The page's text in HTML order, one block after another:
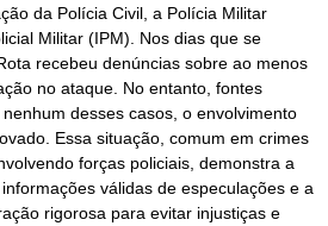
da Polícia Civil, a Polícia Militar
Militar (IPM). Nos dias que se
recebeu denúncias sobre ao menos
no ataque. No entanto, fontes
desses casos, o envolvimento
Essa situação, comum em crimes
forças policiais, demonstra a
válidas de especulações e a
rigorosa para evitar injustiças e